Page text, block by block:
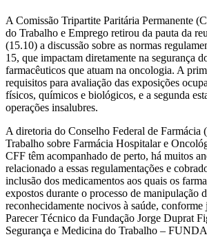
A Comissão Tripartite Paritária Permanente
do Trabalho e Emprego retirou da pauta da
(15.10) a discussão sobre as normas
15, que impactam diretamente na segurança
farmacêuticos que atuam na oncologia. A
requisitos para avaliação das exposições
físicos, químicos e biológicos, e a segunda
operações insalubres.
A diretoria do Conselho Federal de Farmácia
Trabalho sobre Farmácia Hospitalar e
CFF têm acompanhado de perto, há muitos
relacionado a essas regulamentações e
inclusão dos medicamentos aos quais os
expostos durante o processo de manipulação
reconhecidamente nocivos à saúde,
Parecer Técnico da Fundação Jorge Duprat
Segurança e Medicina do Trabalho –